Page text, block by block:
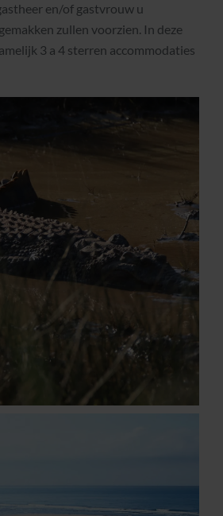
en/of gastvrouw u
zullen voorzien. In deze
3 a 4 sterren accommodaties